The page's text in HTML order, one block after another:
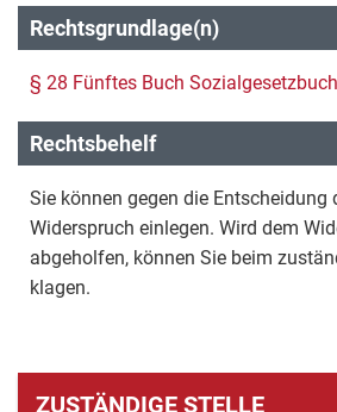
Rechtsgrundlage(n)
§ 28 Fünftes Buch
Rechtsbehelf
Sie können gegen die Entscheidung
Widerspruch einlegen. Wird dem
abgeholfen, können Sie beim
klagen.
ZUSTÄNDIGE STELLE